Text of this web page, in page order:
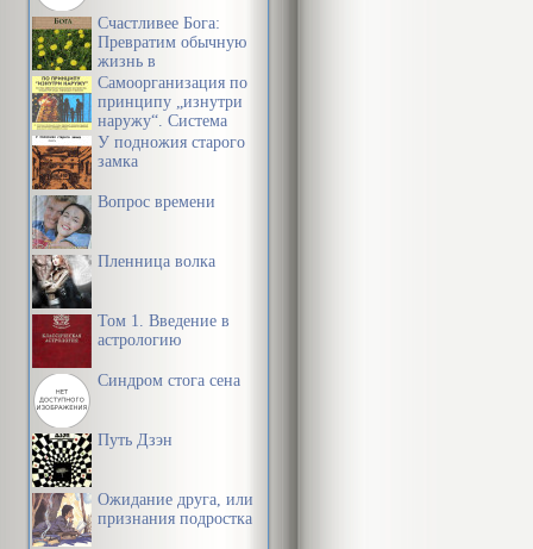
Счастливее Бога:
Превратим обычную
жизнь в
необыкновенное
приключение
Самоорганизация по
принципу „изнутри
наружу“. Система
эффективной
организации
предметной среды,
информации и
У подножия старого
замка
Вопрос времени
Пленница волка
Том 1. Введение в
астрологию
Синдром стога сена
Путь Дзэн
Ожидание друга, или
признания подростка